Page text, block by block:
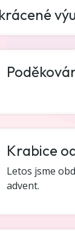
Krabice
Letos jsme
advent.